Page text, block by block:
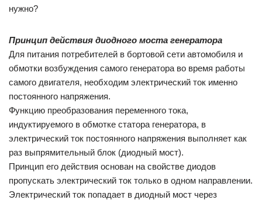
нужно?
Принцип действия диодного моста генератора
Для питания потребителей в бортовой сети автомобиля и
обмотки возбуждения самого генератора во время работы
самого двигателя, необходим электрический ток именно
постоянного напряжения.
Функцию преобразования переменного тока,
индуктируемого в обмотке статора генератора, в
электрический ток постоянного напряжения выполняет как
раз выпрямительный блок (диодный мост).
Принцип его действия основан на свойстве диодов
пропускать электрический ток только в одном направлении.
Электрический ток попадает в диодный мост через